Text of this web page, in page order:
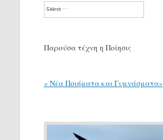
Search
Παρούσα τέχνη η Ποίησις
« Νέα Ποιήματα και Γυμνάσματα»